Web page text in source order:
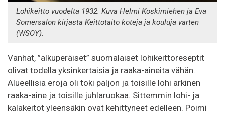
Lohikeitto vuodelta 1932. Kuva Helmi Koskimiehen ja Eva
Somersalon kirjasta Keittotaito koteja ja kouluja varten
(WSOY).
Vanhat, ”alkuperäiset” suomalaiset lohikeittoreseptit
olivat todella yksinkertaisia ja raaka-aineita vähän.
Alueellisia eroja oli toki paljon ja toisille lohi arkinen
raaka-aine ja toisille juhlaruokaa. Sittemmin lohi- ja
kalakeitot yleensäkin ovat kehittyneet edelleen. Poimi